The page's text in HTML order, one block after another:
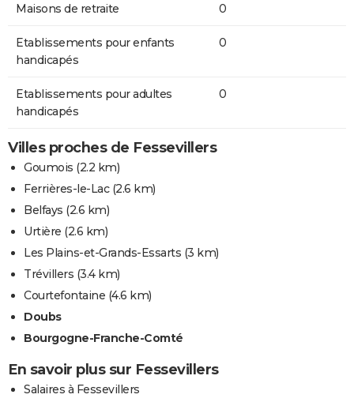
Maisons de retraite 0
Etablissements pour enfants
handicapés
0
Etablissements pour adultes
handicapés
0
Villes proches de Fessevillers
Goumois (2.2 km)
Ferrières-le-Lac(2.6 km)
Belfays (2.6 km)
Urtière (2.6 km)
Les Plains-et-Grands-Essarts (3 km)
Trévillers (3.4 km)
Courtefontaine (4.6 km)
Doubs
Bourgogne-Franche-Comté
En savoir plus sur Fessevillers
Salaires à Fessevillers